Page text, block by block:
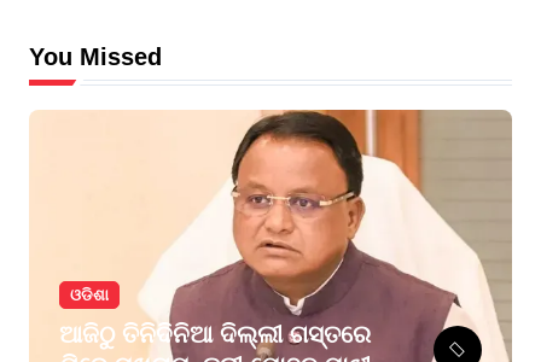
You Missed
ଓଡିଶା
ଆଜିଠୁ ତିନିଦିନିଆ ଦିଲ୍ଲୀ ଗସ୍ତରେ